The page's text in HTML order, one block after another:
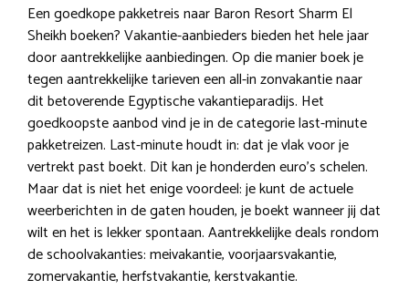
Een goedkope pakketreis naar Baron Resort Sharm El
Sheikh boeken? Vakantie-aanbieders bieden het hele jaar
door aantrekkelijke aanbiedingen. Op die manier boek je
tegen aantrekkelijke tarieven een all-in zonvakantie naar
dit betoverende Egyptische vakantieparadijs. Het
goedkoopste aanbod vind je in de categorie last-minute
pakketreizen. Last-minute houdt in: dat je vlak voor je
vertrekt past boekt. Dit kan je honderden euro’s schelen.
Maar dat is niet het enige voordeel: je kunt de actuele
weerberichten in de gaten houden, je boekt wanneer jij dat
wilt en het is lekker spontaan. Aantrekkelijke deals rondom
de schoolvakanties: meivakantie, voorjaarsvakantie,
zomervakantie, herfstvakantie, kerstvakantie.